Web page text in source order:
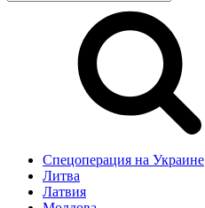
Спецоперация на Украине
Литва
Латвия